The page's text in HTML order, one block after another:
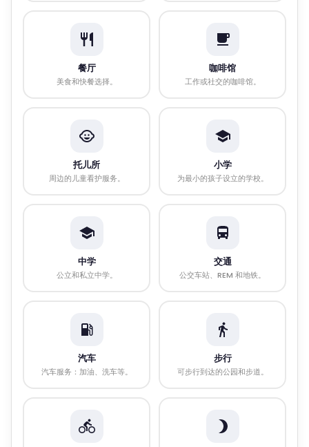
餐厅
美食和快餐选择。
咖啡馆
工作或社交的咖啡馆。
托儿所
周边的儿童看护服务。
小学
为最小的孩子设立的学校。
中学
公立和私立中学。
交通
公交车站、REM 和地铁。
汽车
汽车服务：加油、洗车等。
步行
可步行到达的公园和步道。